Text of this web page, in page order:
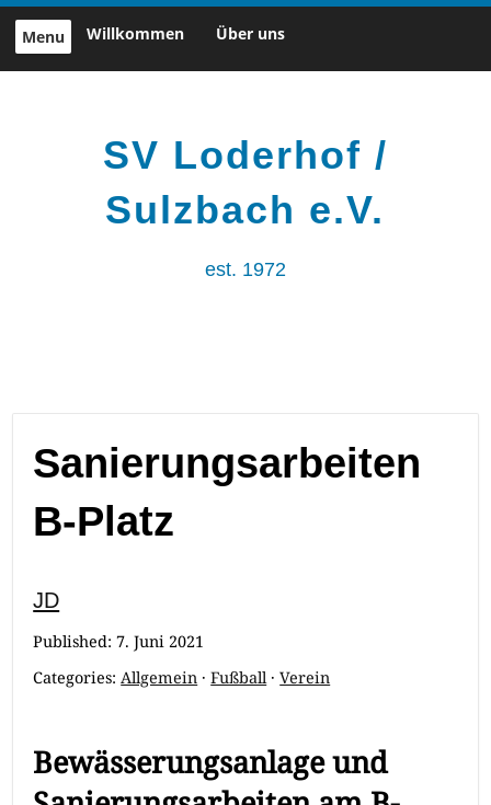
Skip
content
Menu Willkommen Über uns
SV Loderhof /
Sulzbach e.V.
est. 1972
Sanierungsarbeiten
B-Platz
JD
Published:7. Juni 2021
Categories: Allgemein ·Fußball ·Verein
Bewässerungsanlage und